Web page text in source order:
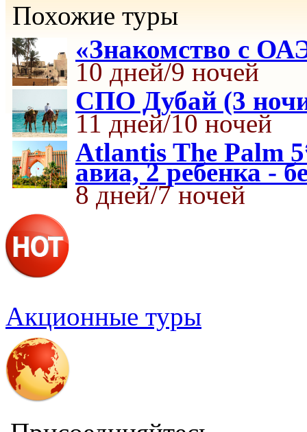
Похожие туры
«Знакомство с
10 дней/9 ночей
СПО Дубай (3
11 дней/10 ночей
Atlantis The Palm
авиа, 2 ребенка -
8 дней/7 ночей
Акционные туры